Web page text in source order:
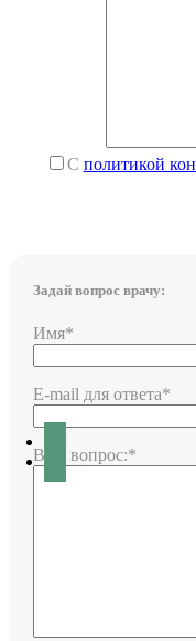
С политикой
Задай вопрос врачу:
Имя*
E-mail для ответа*
Ваш вопрос:*